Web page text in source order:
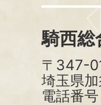
騎西総
〒347-
埼玉県
電話番